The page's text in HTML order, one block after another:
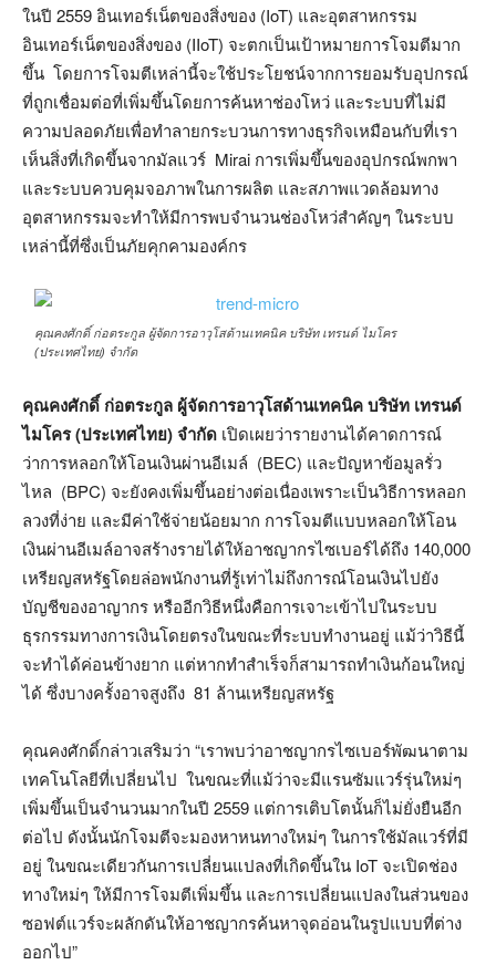
ในปี 2559 อินเทอร์เน็ตของสิ่งของ (IoT) และอุตสาหกรรม
อินเทอร์เน็ตของสิ่งของ (IIoT) จะตกเป็นเป้าหมายการโจมตีมาก
ขึ้น โดยการโจมตีเหล่านี้จะใช้ประโยชน์จากการยอมรับอุปกรณ์
ที่ถูกเชื่อมต่อที่เพิ่มขึ้นโดยการค้นหาช่องโหว่ และระบบที่ไม่มี
ความปลอดภัยเพื่อทำลายกระบวนการทางธุรกิจเหมือนกับที่เรา
เห็นสิ่งที่เกิดขึ้นจากมัลแวร์ Mirai การเพิ่มขึ้นของอุปกรณ์พกพา
และระบบควบคุมจอภาพในการผลิต และสภาพแวดล้อมทาง
อุตสาหกรรมจะทำให้มีการพบจำนวนช่องโหว่สำคัญๆ ในระบบ
เหล่านี้ที่ซึ่งเป็นภัยคุกคามองค์กร
คุณคงศักดิ์ ก่อตระกูล ผู้จัดการอาวุโสด้านเทคนิค บริษัท เทรนด์ ไมโคร
(ประเทศไทย) จำกัด
คุณคงศักดิ์ ก่อตระกูล ผู้จัดการอาวุโสด้านเทคนิค บริษัท เทรนด์
ไมโคร (ประเทศไทย) จำกัด เปิดเผยว่ารายงานได้คาดการณ์
ว่าการหลอกให้โอนเงินผ่านอีเมล์ (BEC) และปัญหาข้อมูลรั่ว
ไหล (BPC) จะยังคงเพิ่มขึ้นอย่างต่อเนื่องเพราะเป็นวิธีการหลอก
ลวงที่ง่าย และมีค่าใช้จ่ายน้อยมาก การโจมตีแบบหลอกให้โอน
เงินผ่านอีเมล์อาจสร้างรายได้ให้อาชญากรไซเบอร์ได้ถึง 140,000
เหรียญสหรัฐโดยล่อพนักงานที่รู้เท่าไม่ถึงการณ์โอนเงินไปยัง
บัญชีของอาญากร หรืออีกวิธีหนึ่งคือการเจาะเข้าไปในระบบ
ธุรกรรมทางการเงินโดยตรงในขณะที่ระบบทำงานอยู่ แม้ว่าวิธีนี้
จะทำได้ค่อนข้างยาก แต่หากทำสำเร็จก็สามารถทำเงินก้อนใหญ่
ได้ ซึ่งบางครั้งอาจสูงถึง 81 ล้านเหรียญสหรัฐ
คุณคงศักดิ์กล่าวเสริมว่า “เราพบว่าอาชญากรไซเบอร์พัฒนาตาม
เทคโนโลยีที่เปลี่ยนไป ในขณะที่แม้ว่าจะมีแรนซัมแวร์รุ่นใหม่ๆ
เพิ่มขึ้นเป็นจำนวนมากในปี 2559 แต่การเติบโตนั้นก็ไม่ยั่งยืนอีก
ต่อไป ดังนั้นนักโจมตีจะมองหาหนทางใหม่ๆ ในการใช้มัลแวร์ที่มี
อยู่ ในขณะเดียวกันการเปลี่ยนแปลงที่เกิดขึ้นใน IoT จะเปิดช่อง
ทางใหม่ๆ ให้มีการโจมตีเพิ่มขึ้น และการเปลี่ยนแปลงในส่วนของ
ซอฟต์แวร์จะผลักดันให้อาชญากรค้นหาจุดอ่อนในรูปแบบที่ต่าง
ออกไป”